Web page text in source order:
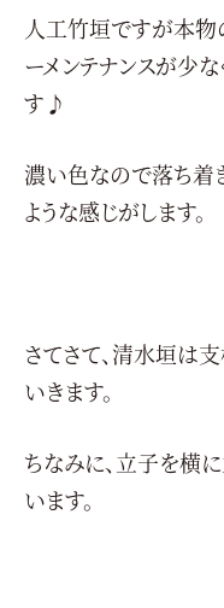
人工竹垣ですが本物
ーメンテナンスが少な
す♪
濃い色なので落ち着
ような感じがします。
さてさて、清水垣は
いきます。
ちなみに、立子を横
います。